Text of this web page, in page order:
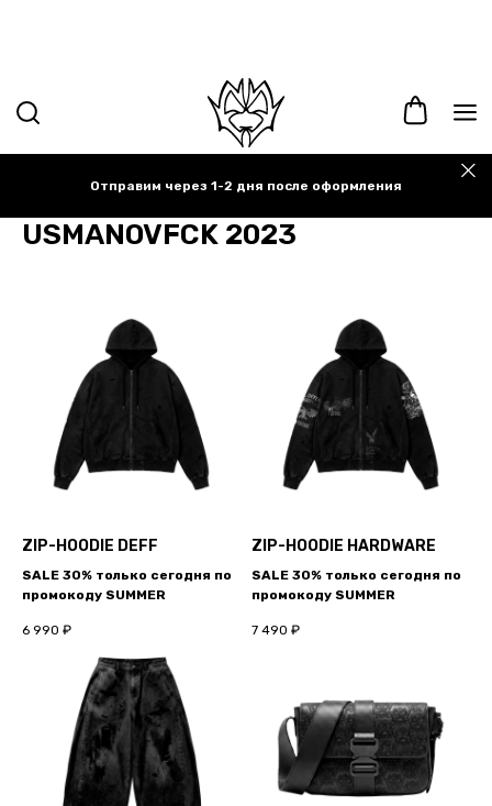
Отправим через 1-2 дня после оформления
USMANOVFCK 2023
ZIP-HOODIE DEFF
SALE 30% только сегодня по
промокоду SUMMER
6 990 ₽
ZIP-HOODIE HARDWARE
SALE 30% только сегодня по
промокоду SUMMER
7 490 ₽